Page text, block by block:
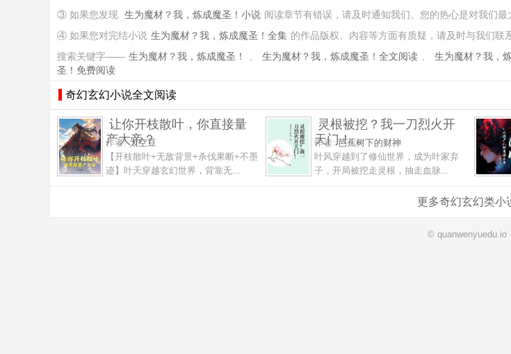
③ 如果您发现 生为魔材？我，炼成魔圣！小说 阅读章节有错误，请及时通知我们。您的热心是对我们最
④ 如果您对完结小说 生为魔材？我，炼成魔圣！全集 的作品版权、内容等方面有质疑，请及时与我们联
搜索关键字—— 生为魔材？我，炼成魔圣！ 、 生为魔材？我，炼成魔圣！全文阅读 、 生为魔材？我，
圣！免费阅读
奇幻玄幻小说全文阅读
让你开枝散叶，你直接量
产大帝？
作者:太空豆
【开枝散叶+无敌背景+杀伐果断+不墨
迹】叶天穿越玄幻世界，背靠无...
灵根被挖？我一刀烈火开
天门！
作者:芭蕉树下的财神
叶风穿越到了修仙世界，成为叶家弃
子，开局被挖走灵根，抽走血脉...
更多奇幻玄幻类小
© quanwenyuedu.io